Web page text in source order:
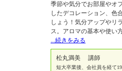
季節や気分でお部屋やオ
したデコレーション、色
しょう！気分アップやリ
ス。アロマの基本や使い
...続きをみる
松丸満美 講師
短大卒業後、会社員を経て